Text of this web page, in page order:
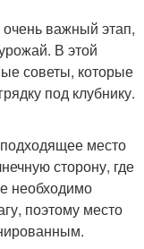
очень важный этап,
В этой
советы, которые
под клубнику.
место
сторону, где
необходимо
поэтому место